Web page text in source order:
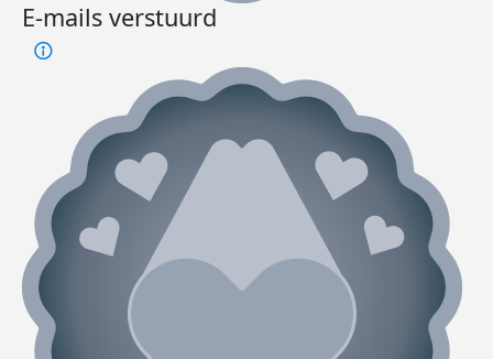
E-mails verstuurd